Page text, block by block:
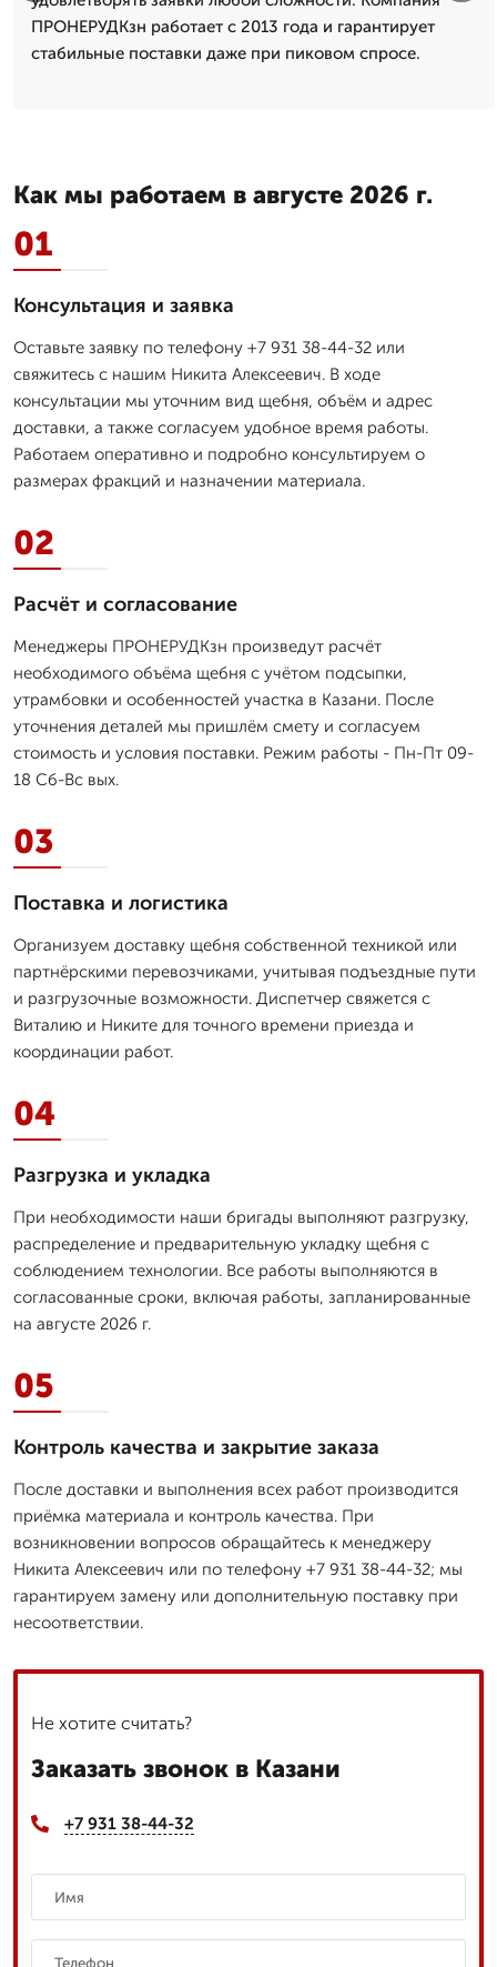
ПРОНЕРУДКзн работает с 2013 года и гарантирует
стабильные поставки даже при пиковом спросе.
Как мы работаем в августе 2026 г.
01
Консультация и заявка
Оставьте заявку по телефону +7 931 38-44-32 или
свяжитесь с нашим Никита Алексеевич. В ходе
консультации мы уточним вид щебня, объём и адрес
доставки, а также согласуем удобное время работы.
Работаем оперативно и подробно консультируем о
размерах фракций и назначении материала.
02
Расчёт и согласование
Менеджеры ПРОНЕРУДКзн произведут расчёт
необходимого объёма щебня с учётом подсыпки,
утрамбовки и особенностей участка в Казани. После
уточнения деталей мы пришлём смету и согласуем
стоимость и условия поставки. Режим работы - Пн-Пт 09-
18 Сб-Вс вых.
03
Поставка и логистика
Организуем доставку щебня собственной техникой или
партнёрскими перевозчиками, учитывая подъездные пути
и разгрузочные возможности. Диспетчер свяжется с
Виталию и Никите для точного времени приезда и
координации работ.
04
Разгрузка и укладка
При необходимости наши бригады выполняют разгрузку,
распределение и предварительную укладку щебня с
соблюдением технологии. Все работы выполняются в
согласованные сроки, включая работы, запланированные
на августе 2026 г.
05
Контроль качества и закрытие заказа
После доставки и выполнения всех работ производится
приёмка материала и контроль качества. При
возникновении вопросов обращайтесь к менеджеру
Никита Алексеевич или по телефону +7 931 38-44-32; мы
гарантируем замену или дополнительную поставку при
несоответствии.
Не хотите считать?
Заказать звонок в Казани
+7 931 38-44-32